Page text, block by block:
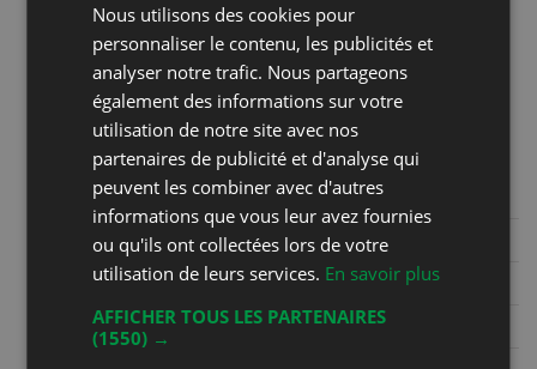
75 54
Coordonnées
Christophe Bertholet
Grand Rue 36
1844 Villeneuve
Phone +41 21 960 22 48
Mobile +41 79 587 75 54
Nous utilisons des cookies pour
personnaliser le contenu, les publicités et
analyser notre trafic. Nous partageons
également des informations sur votre
utilisation de notre site avec nos
partenaires de publicité et d'analyse qui
peuvent les combiner avec d'autres
informations que vous leur avez fournies
ou qu'ils ont collectées lors de votre
utilisation de leurs services. En savoir plus
AFFICHER TOUS LES PARTENAIRES
(1550) →